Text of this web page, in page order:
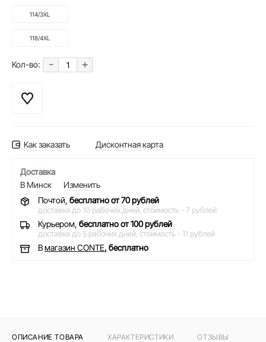
114/3XL
118/4XL
Кол-во: - +
Как заказать Дисконтная карта
Доставка
В Минск
Изменить
Почтой, бесплатно от 70 рублей
доставка до 10 рабочих дней, стоимость - 7 рублей
Курьером, бесплатно от 100 рублей
доставка до 5 рабочих дней, стоимость - 11 рублей
Вмагазин CONTE, бесплатно
ОПИСАНИЕ ТОВАРА ХАРАКТЕРИСТИКИ ОТЗЫВЫ